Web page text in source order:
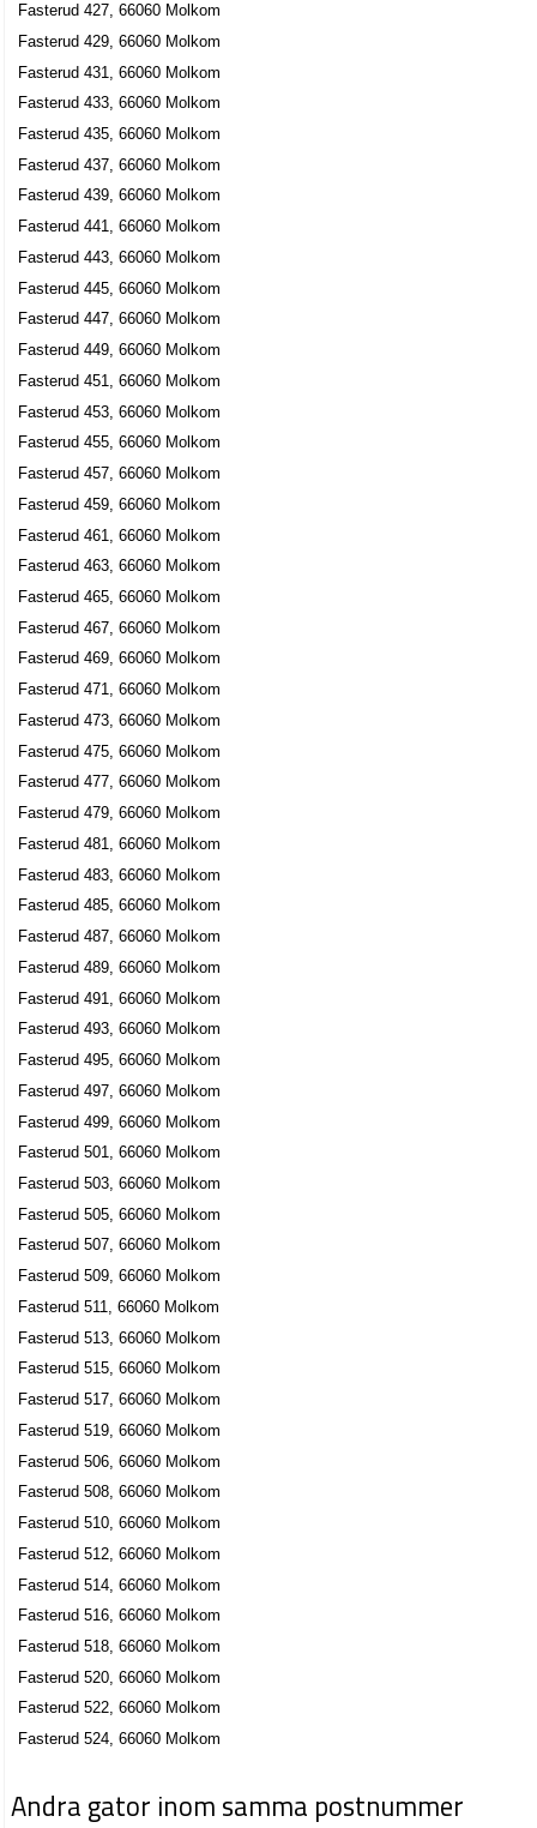
Fasterud 427, 66060 Molkom
Fasterud 429, 66060 Molkom
Fasterud 431, 66060 Molkom
Fasterud 433, 66060 Molkom
Fasterud 435, 66060 Molkom
Fasterud 437, 66060 Molkom
Fasterud 439, 66060 Molkom
Fasterud 441, 66060 Molkom
Fasterud 443, 66060 Molkom
Fasterud 445, 66060 Molkom
Fasterud 447, 66060 Molkom
Fasterud 449, 66060 Molkom
Fasterud 451, 66060 Molkom
Fasterud 453, 66060 Molkom
Fasterud 455, 66060 Molkom
Fasterud 457, 66060 Molkom
Fasterud 459, 66060 Molkom
Fasterud 461, 66060 Molkom
Fasterud 463, 66060 Molkom
Fasterud 465, 66060 Molkom
Fasterud 467, 66060 Molkom
Fasterud 469, 66060 Molkom
Fasterud 471, 66060 Molkom
Fasterud 473, 66060 Molkom
Fasterud 475, 66060 Molkom
Fasterud 477, 66060 Molkom
Fasterud 479, 66060 Molkom
Fasterud 481, 66060 Molkom
Fasterud 483, 66060 Molkom
Fasterud 485, 66060 Molkom
Fasterud 487, 66060 Molkom
Fasterud 489, 66060 Molkom
Fasterud 491, 66060 Molkom
Fasterud 493, 66060 Molkom
Fasterud 495, 66060 Molkom
Fasterud 497, 66060 Molkom
Fasterud 499, 66060 Molkom
Fasterud 501, 66060 Molkom
Fasterud 503, 66060 Molkom
Fasterud 505, 66060 Molkom
Fasterud 507, 66060 Molkom
Fasterud 509, 66060 Molkom
Fasterud 511, 66060 Molkom
Fasterud 513, 66060 Molkom
Fasterud 515, 66060 Molkom
Fasterud 517, 66060 Molkom
Fasterud 519, 66060 Molkom
Fasterud 506, 66060 Molkom
Fasterud 508, 66060 Molkom
Fasterud 510, 66060 Molkom
Fasterud 512, 66060 Molkom
Fasterud 514, 66060 Molkom
Fasterud 516, 66060 Molkom
Fasterud 518, 66060 Molkom
Fasterud 520, 66060 Molkom
Fasterud 522, 66060 Molkom
Fasterud 524, 66060 Molkom
Andra gator inom samma postnummer